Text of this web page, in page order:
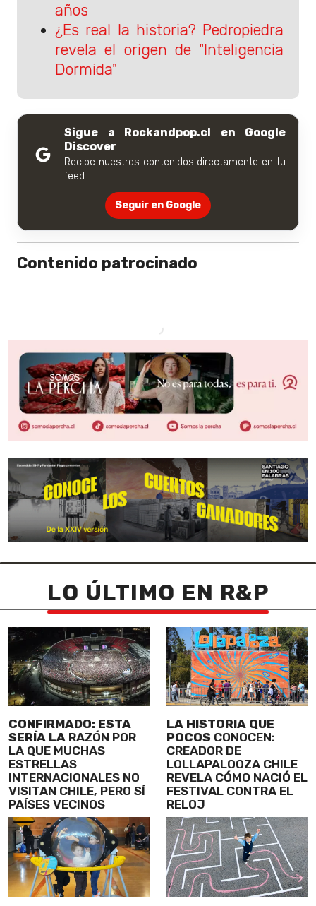
años
¿Es real la historia? Pedropiedra
revela el origen de "Inteligencia
Dormida"
Sigue a Rockandpop.cl en Google
Discover
Recibe nuestros contenidos directamente en tu
feed.
Seguir en Google
Contenido patrocinado
LO ÚLTIMO EN R&P
CONFIRMADO: ESTA
SERÍA LA RAZÓN POR
LA QUE MUCHAS
ESTRELLAS
INTERNACIONALES NO
VISITAN CHILE, PERO SÍ
PAÍSES VECINOS
LA HISTORIA QUE
POCOS CONOCEN:
CREADOR DE
LOLLAPALOOZA CHILE
REVELA CÓMO NACIÓ EL
FESTIVAL CONTRA EL
RELOJ